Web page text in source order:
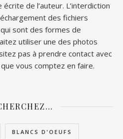
de l’auteur. L’interdiction
des fichiers
sont des formes de
utiliser une des photos
pas à prendre contact avec
vous comptez en faire.
BLANCS D'OEUFS